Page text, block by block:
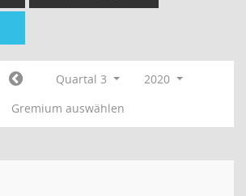
Quartal 3
2020
Gremium auswählen